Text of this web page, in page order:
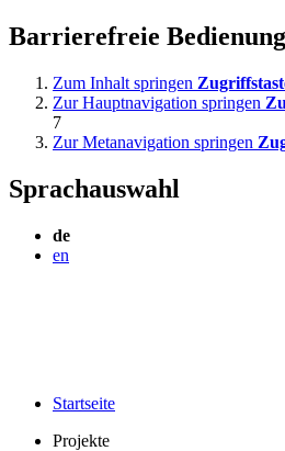
Barrierefreie
Zum Inhalt springen
Zur Hauptnavigation springen
7
Zur Metanavigation springen
Sprachauswahl
de
en
Startseite
Projekte